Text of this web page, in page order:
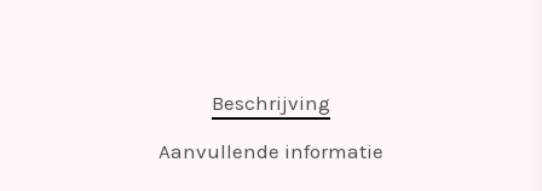
Beschrijving
Aanvullende informatie